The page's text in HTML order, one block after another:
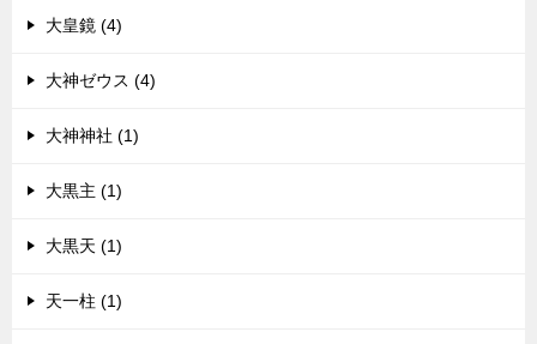
大皇鏡 (4)
大神ゼウス (4)
大神神社 (1)
大黒主 (1)
大黒天 (1)
天一柱 (1)